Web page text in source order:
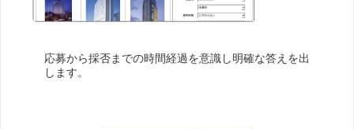
応募から採否までの時間経過を意識し明確な答えを出
します。